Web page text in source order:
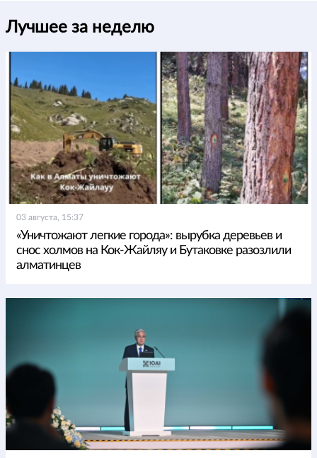
Лучшее за неделю
03 августа, 15:37
«Уничтожают легкие города»: вырубка деревьев и
снос холмов на Кок-Жайляу и Бутаковке разозлили
алматинцев